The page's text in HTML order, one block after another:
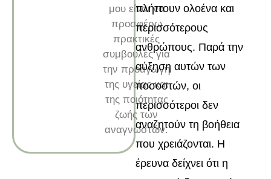
μου είναι να
προσφέρω
πρακτικές
συμβουλές για
την προαγωγή
της υγείας και
της ποιότητας
ζωής των
αναγνωστών.
πλήττουν ολοένα και
περισσότερους
ανθρώπους. Παρά την
αύξηση αυτών των
ποσοστών, οι
περισσότεροι δεν
αναζητούν τη βοήθεια
που χρειάζονται. Η
έρευνα δείχνει ότι η